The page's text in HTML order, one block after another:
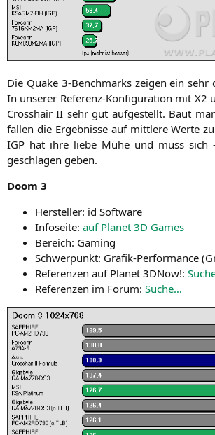
Die Qua­ke 3‑Benchmarks zei­gen ein
In unse­rer Refe­renz-Kon­fi­gu­ra­ti­on mit X2
Cross­hairII sehr gut auf­ge­stellt. Baut
fal­len die Ergeb­nis­se auf mitt­le­re Wer­te
IGP hat ihre lie­be Mühe und muss
geschla­gen geben.
Doom 3
Her­stel­ler: id Software
Info­sei­te: auf Pla­net 3D Games
Bereich: Gam­ing
Schwer­punkt: Gra­fik-Per­for­mance
Refe­ren­zen auf Pla­net 3DNow!:
Refe­ren­zen im Forum: Suche…